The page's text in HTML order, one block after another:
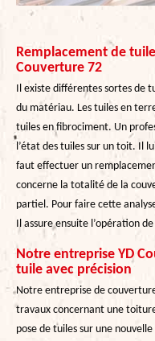
Remplacement de
Couverture 72
Il existe différentes sortes de
du matériau. Les tuiles en
tuiles en fibrociment. Un
l’état des tuiles sur un toit. Il
faut effectuer un
concerne la totalité de la
partiel. Pour faire cette
Il assure ensuite l’opération
Notre entreprise YD
tuile avec précision
Notre entreprise de
travaux concernant une
pose de tuiles sur une